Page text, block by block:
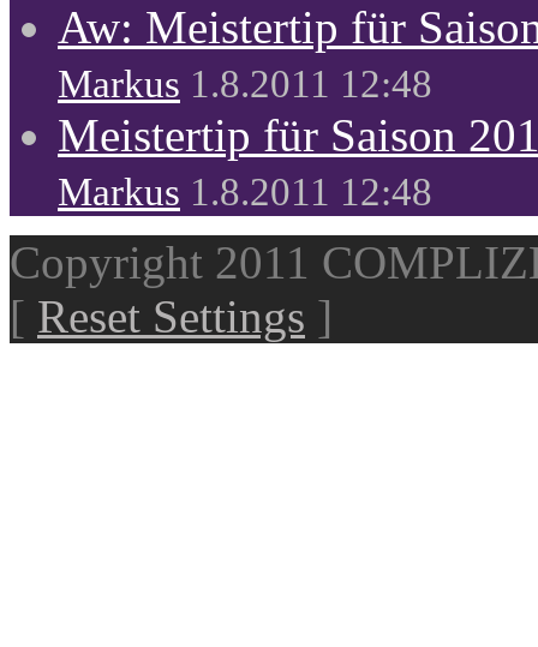
Aw: Meistertip für
Markus 1.8.2011 12:48
Meistertip für Saison
Markus 1.8.2011 12:48
Copyright 2011
[ Reset Settings ]